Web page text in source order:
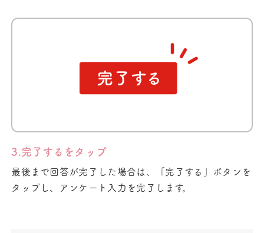
3.完了するをタップ
最後まで回答が完了した場合は、「完了する」ボタンを
タップし、アンケート入力を完了します。